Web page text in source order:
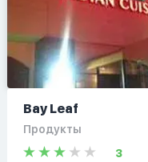
Bay Leaf
Продукты
3